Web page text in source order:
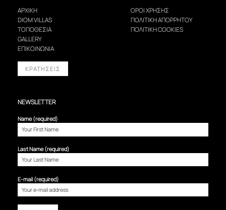
ΑΡΧΙΚΗ
DIOM VILLAS
ΤΟΠΟΘΕΣΙΑ
GALLERY
ΕΠΙΚΟΙΝΩΝΙΑ
ΚΡΑΤΗΣΕΙΣ
ΟΡΟΙ ΧΡΗΣΗΣ
ΠΟΛΙΤΙΚΗ ΑΠΟΡΡΗΤΟΥ
ΠΟΛΙΤΙΚΗ COOKIES
NEWSLETTER
Name (required)
Last Name (required)
E-mail (required)